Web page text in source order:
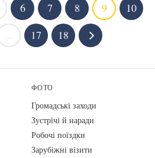
6 7 8 9
10
17 18
ФОТО
Громадські заходи
Зустрічі й наради
Робочі поїздки
Зарубіжні візити